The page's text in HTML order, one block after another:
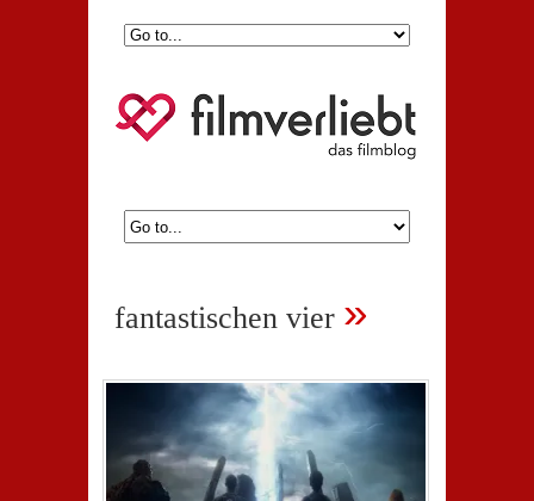
fantastischen vier »